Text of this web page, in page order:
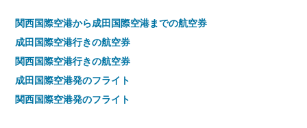
関西国際空港から成田国際空港までの航空券
成田国際空港行きの航空券
関西国際空港行きの航空券
成田国際空港発のフライト
関西国際空港発のフライト